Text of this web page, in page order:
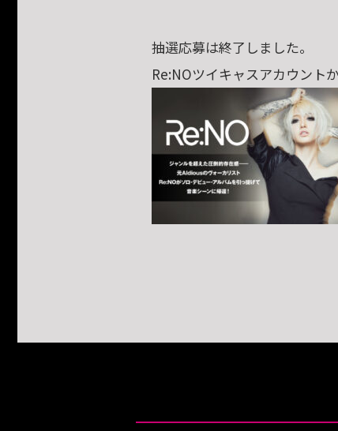
抽選応募は終了しました。
Re:NOツイキャスアカウント